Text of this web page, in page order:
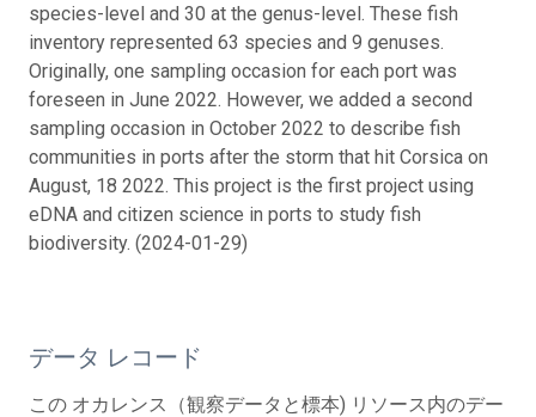
species-level and 30 at the genus-level. These fish
inventory represented 63 species and 9 genuses.
Originally, one sampling occasion for each port was
foreseen in June 2022. However, we added a second
sampling occasion in October 2022 to describe fish
communities in ports after the storm that hit Corsica on
August, 18 2022. This project is the first project using
eDNA and citizen science in ports to study fish
biodiversity. (2024-01-29)
データ レコード
この オカレンス（観察データと標本) リソース内のデー